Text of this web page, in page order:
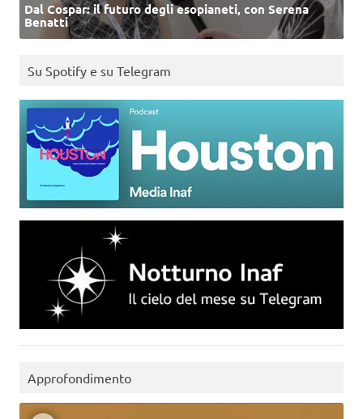
Dal Cospar: il futuro degli esopianeti, con Serena
Benatti
Su Spotify e su Telegram
Approfondimento